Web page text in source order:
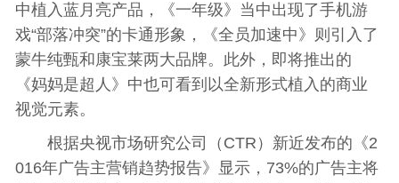
中植入蓝月亮产品，《一年级》当中出现了手机游
戏“部落冲突”的卡通形象，《全员加速中》则引入了
蒙牛纯甄和康宝莱两大品牌。此外，即将推出的
《妈妈是超人》中也可看到以全新形式植入的商业
视觉元素。
根据央视市场研究公司（CTR）新近发布的《2
016年广告主营销趋势报告》显示，73%的广告主将